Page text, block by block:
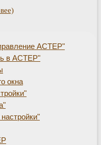
АСТЕР"
в АСТЕР"
окна